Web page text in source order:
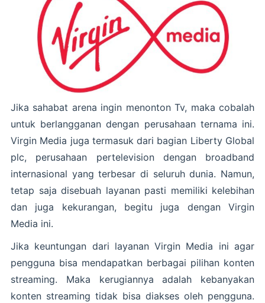
Jika sahabat arena ingin menonton Tv, maka cobalah
untuk berlangganan dengan perusahaan ternama ini.
Virgin Media juga termasuk dari bagian Liberty Global
plc, perusahaan pertelevision dengan broadband
internasional yang terbesar di seluruh dunia. Namun,
tetap saja disebuah layanan pasti memiliki kelebihan
dan juga kekurangan, begitu juga dengan Virgin
Media ini.
Jika keuntungan dari layanan Virgin Media ini agar
pengguna bisa mendapatkan berbagai pilihan konten
streaming. Maka kerugiannya adalah kebanyakan
konten streaming tidak bisa diakses oleh pengguna.